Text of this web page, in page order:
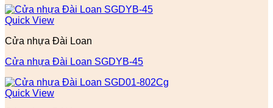
Quick View
Cửa nhựa Đài Loan
Cửa nhựa Đài Loan SGDYB-45
Quick View